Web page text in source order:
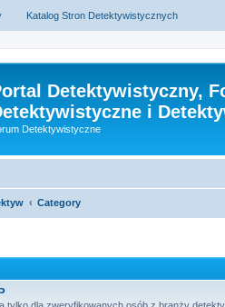
Katalog Stron Detektywistycznych
Detektywistyczny,
i
Detektywistyczne
Category
tylko dla zweryfikowanych osób z branży